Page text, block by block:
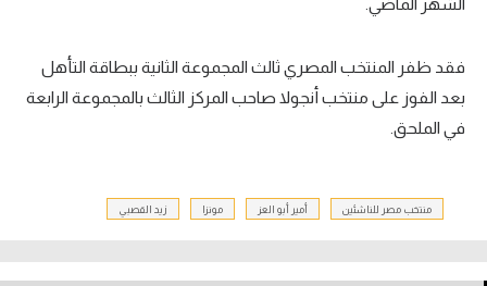
الشهر الماضي.
فقد ظفر المنتخب المصري ثالث المجموعة الثانية ببطاقة التأهل
بعد الفوز على منتخب أنجولا صاحب المركز الثالث بالمجموعة الرابعة
في الملحق.
منتخب مصر للناشئين أمير أبو العز مونزا زيد القصبي